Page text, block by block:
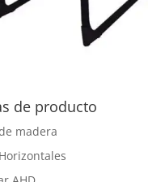
de producto
madera